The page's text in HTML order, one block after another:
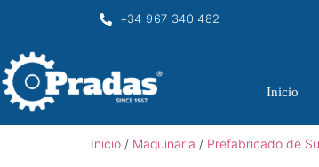
+34 967 340 482
Inicio
Inicio / Maquinaria / Prefabricado de